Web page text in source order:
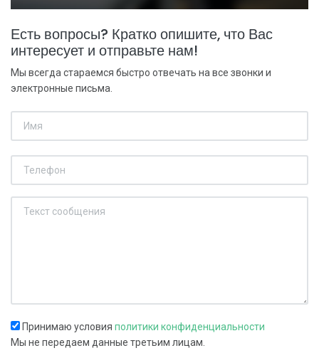
Есть вопросы? Кратко опишите, что Вас
интересует и отправьте нам!
Мы всегда стараемся быстро отвечать на все звонки и
электронные письма.
Принимаю условия политики конфиденциальности
Мы не передаем данные третьим лицам.